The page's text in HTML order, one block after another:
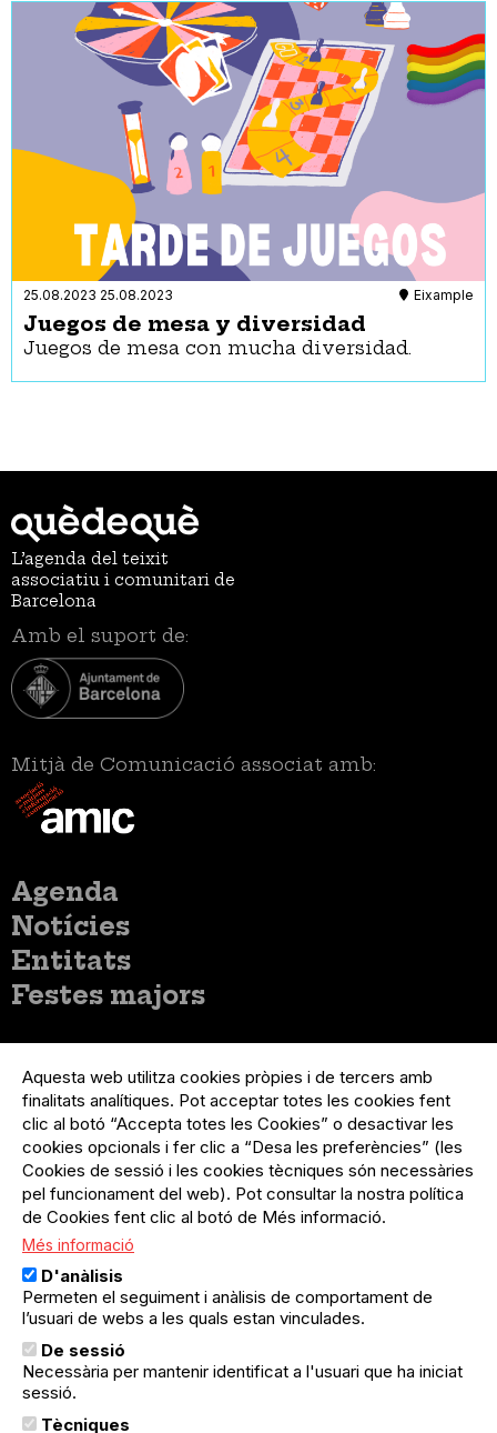
25.08.2023 25.08.2023 Eixample
Juegos de mesa y diversidad
Juegos de mesa con mucha diversidad.
L’agenda del teixit
associatiu i comunitari de
Barcelona
Amb el suport de:
Mitjà de Comunicació associat amb:
Menú
principal
Agenda
Notícies
Entitats
Festes majors
del
compte
d'usuari
Menú
usuari
no
loggat
Registre organització
Menú
Peu
Sobre el projecte
Preguntes freqüents
Contacte
Menú
Legal
Política de privacitat
Avís legal
Política de cookies
El Quèdequè no es fa responsable de les activitats
programades; en són responsables els col·lectius
organitzadors.
Aquesta web utilitza cookies pròpies i de tercers amb
finalitats analítiques. Pot acceptar totes les cookies fent
clic al botó “Accepta totes les Cookies” o desactivar les
cookies opcionals i fer clic a “Desa les preferències” (les
Cookies de sessió i les cookies tècniques són necessàries
pel funcionament del web). Pot consultar la nostra política
de Cookies fent clic al botó de Més informació.
Més informació
D'anàlisis
Permeten el seguiment i anàlisis de comportament de
l’usuari de webs a les quals estan vinculades.
De sessió
Necessària per mantenir identificat a l'usuari que ha iniciat
sessió.
Tècniques